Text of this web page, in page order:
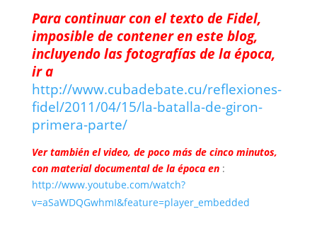
Para continuar con el texto de Fidel,
imposible de contener en este blog,
incluyendo las fotografías de la época,
ir a
http://www.cubadebate.cu/reflexiones-
fidel/2011/04/15/la-batalla-de-giron-
primera-parte/
Ver también el video, de poco más de cinco minutos,
con material documental de la época en :
http://www.youtube.com/watch?
v=aSaWDQGwhmI&feature=player_embedded